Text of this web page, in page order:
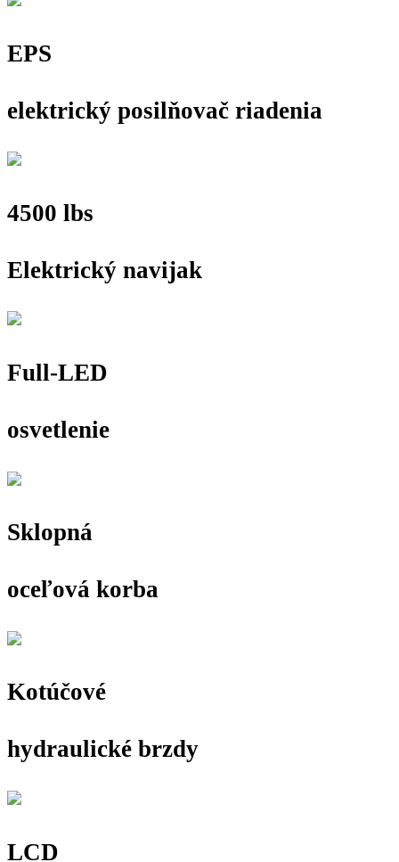
EPS
elektrický posilňovač riadenia
4500 lbs
Elektrický navijak
Full-LED
osvetlenie
Sklopná
oceľová korba
Kotúčové
hydraulické brzdy
LCD